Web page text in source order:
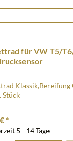
für VW T5/
Klassik,Bereifung
Stück
*
5 - 14 Tage